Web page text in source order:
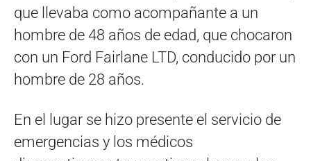
que llevaba como acompañante a un
hombre de 48 años de edad, que chocaron
con un Ford Fairlane LTD, conducido por un
hombre de 28 años.
En el lugar se hizo presente el servicio de
emergencias y los médicos